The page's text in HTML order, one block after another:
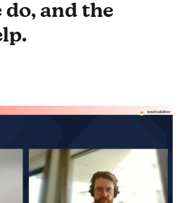
do, and the